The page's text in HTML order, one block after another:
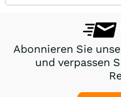
Abonnieren Sie
und verpassen